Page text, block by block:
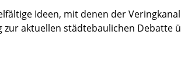
Ideen, mit denen der
zur aktuellen städtebaulichen Debatte